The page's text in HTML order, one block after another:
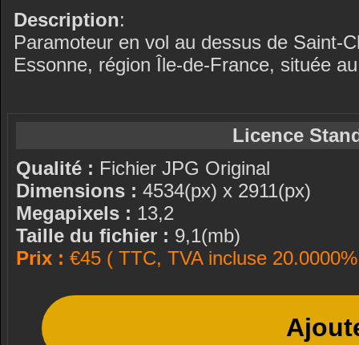
Description:
Paramoteur en vol au dessus de Saint-
Essonne, région Île-de-France, située
Licence
Qualité : Fichier JPG Original
Dimensions : 4534(px) x 2911(px)
Megapixels : 13,2
Taille du fichier : 9,1(mb)
Prix : €45 ( TTC, TVA incluse